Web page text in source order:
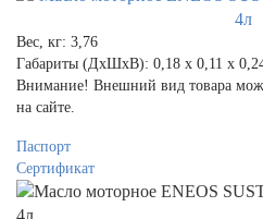
Вес, кг: 3,76
Габариты (ДхШхВ): 0,18 x 0,11 x
Внимание! Внешний вид товара
на сайте.
Паспорт
Сертификат